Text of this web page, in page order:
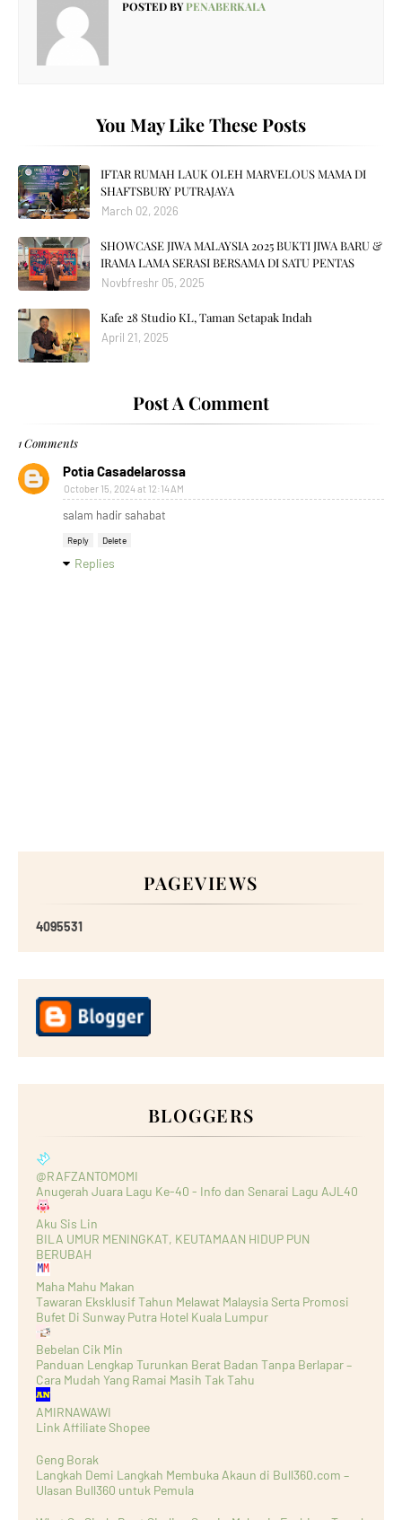
POSTED BYPENABERKALA
You May Like These Posts
IFTAR RUMAH LAUK OLEH MARVELOUS MAMA DI
SHAFTSBURY PUTRAJAYA
March 02, 2026
SHOWCASE JIWA MALAYSIA 2025 BUKTI JIWA BARU &
IRAMA LAMA SERASI BERSAMA DI SATU PENTAS
Novbfreshr 05, 2025
Kafe 28 Studio KL, Taman Setapak Indah
April 21, 2025
Post A Comment
1 Comments
Potia Casadelarossa
October 15, 2024 at 12:14 AM
salam hadir sahabat
Reply Delete
Replies
PAGEVIEWS
4095531
BLOGGERS
@RAFZANTOMOMI
Anugerah Juara Lagu Ke-40 - Info dan Senarai Lagu AJL40
Aku Sis Lin
BILA UMUR MENINGKAT, KEUTAMAAN HIDUP PUN
BERUBAH
Maha Mahu Makan
Tawaran Eksklusif Tahun Melawat Malaysia Serta Promosi
Bufet Di Sunway Putra Hotel Kuala Lumpur
Bebelan Cik Min
Panduan Lengkap Turunkan Berat Badan Tanpa Berlapar –
Cara Mudah Yang Ramai Masih Tak Tahu
AMIRNAWAWI
Link Affiliate Shopee
Geng Borak
Langkah Demi Langkah Membuka Akaun di Bull360.com –
Ulasan Bull360 untuk Pemula